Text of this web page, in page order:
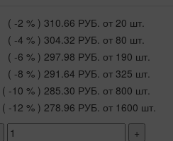
( -2 % ) 310.66 РУБ. от 20 шт.
( -4 % ) 304.32 РУБ. от 80 шт.
( -6 % ) 297.98 РУБ. от 190 шт.
( -8 % ) 291.64 РУБ. от 325 шт.
( -10 % ) 285.30 РУБ. от 800 шт.
( -12 % ) 278.96 РУБ. от 1600 шт.
+